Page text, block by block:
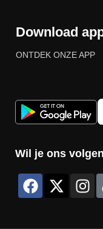
Download
ONTDEK ONZE APP
Wil je ons